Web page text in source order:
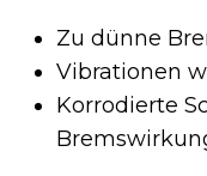
Zu dünne
Vibrationen
Korrodierte